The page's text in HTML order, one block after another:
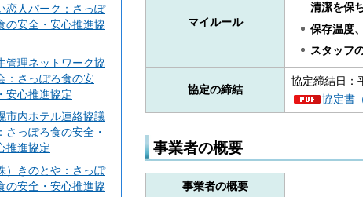
恋人パーク：さっぽ
の安全・安心推進協
管理ネットワーク協
：さっぽろ食の安
安心推進協定
市内ホテル連絡協議
さっぽろ食の安全・
推進協定
）きのとや：さっぽ
の安全・安心推進協
マイルール
清潔を保
保存温度
スタッフ
協定の締結
協定締結日：
協定書
事業者の概要
事業者の概要